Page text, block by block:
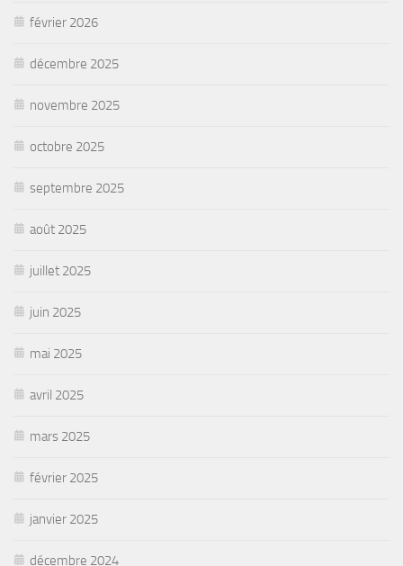
février 2026
décembre 2025
novembre 2025
octobre 2025
septembre 2025
août 2025
juillet 2025
juin 2025
mai 2025
avril 2025
mars 2025
février 2025
janvier 2025
décembre 2024